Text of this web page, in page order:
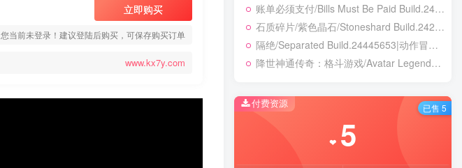
立即购买
您当前未登录！建议登陆后购买，可保存购买订单
www.kx7y.com
账单必须支付/Bills Must Be Paid Build.24451921|动作冒险|容量1.4GB|免安装绿色中文版
石质碎片/紫色晶石/Stoneshard Build.24221199|角色扮演|容量887B|免安装绿色中文版
隔绝/Separated Build.24445653|动作冒险|容量8.1GB|免安装绿色中文版
降世神通传奇：格斗游戏/Avatar Legends: The Fighting Game Build.24421547|动作冒险|容量8.2GB|免安装绿色中文版
付费资源
❤ 5
已售 5